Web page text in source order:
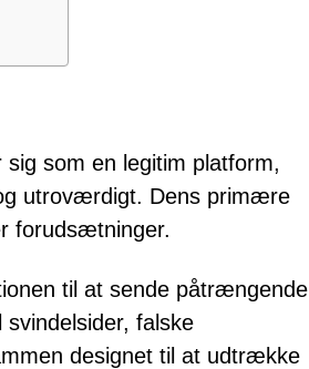
som en legitim platform,
utroværdigt. Dens primære
forudsætninger.
til at sende påtrængende
falske
designet til at udtrække